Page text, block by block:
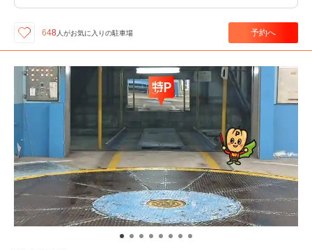
648 人がお気に入りの駐車場 予約へ